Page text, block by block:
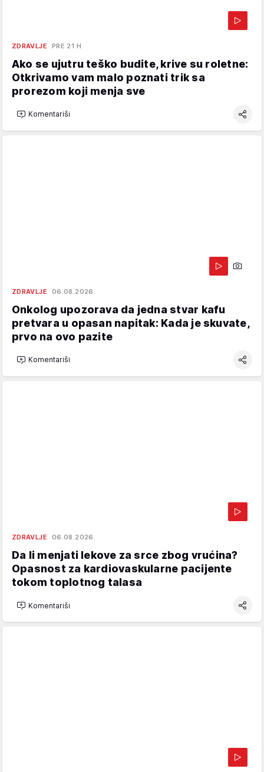
ZDRAVLJE PRE 21 H
Ako se ujutru teško budite, krive su roletne:
Otkrivamo vam malo poznati trik sa
prorezom koji menja sve
Komentariši
ZDRAVLJE 06.08.2026.
Onkolog upozorava da jedna stvar kafu
pretvara u opasan napitak: Kada je skuvate,
prvo na ovo pazite
Komentariši
ZDRAVLJE 06.08.2026.
Da li menjati lekove za srce zbog vrućina?
Opasnost za kardiovaskularne pacijente
tokom toplotnog talasa
Komentariši